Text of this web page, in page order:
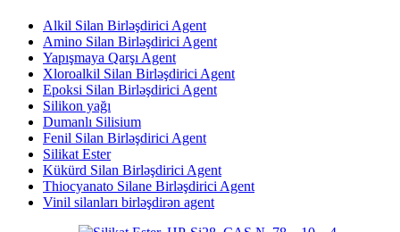
Alkil Silan Birləşdirici Agent
Amino Silan Birləşdirici Agent
Yapışmaya Qarşı Agent
Xloroalkil Silan Birləşdirici Agent
Epoksi Silan Birləşdirici Agent
Silikon yağı
Dumanlı Silisium
Fenil Silan Birləşdirici Agent
Silikat Ester
Kükürd Silan Birləşdirici Agent
Thiocyanato Silane Birləşdirici Agent
Vinil silanları birləşdirən agent